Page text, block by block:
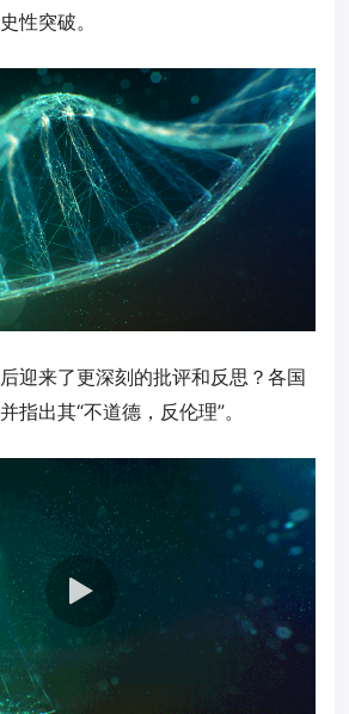
性突破。
迎来了更深刻的批评和反思？各国
指出其“不道德，反伦理”。